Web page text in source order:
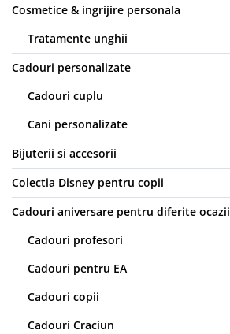
Cosmetice & ingrijire personala
Tratamente unghii
Cadouri personalizate
Cadouri cuplu
Cani personalizate
Bijuterii si accesorii
Colectia Disney pentru copii
Cadouri aniversare pentru diferite ocazii
Cadouri profesori
Cadouri pentru EA
Cadouri copii
Cadouri Craciun